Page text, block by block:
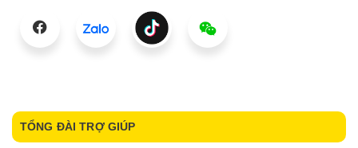
TỔNG ĐÀI TRỢ GIÚP